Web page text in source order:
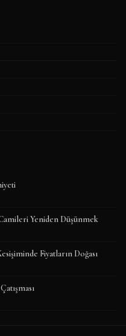
Yeniden Düşünmek
Fiyatların Doğası